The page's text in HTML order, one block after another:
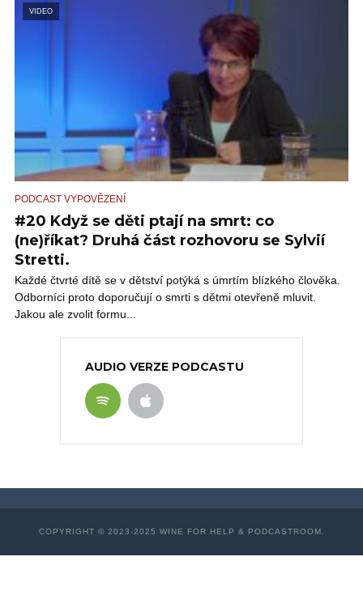
VIDEO
PODCAST VYPOVĚZENÍ
#20 Když se děti ptají na smrt: co
(ne)říkat? Druhá část rozhovoru se Sylvií
Stretti.
Každé čtvrté dítě se v dětství potýká s úmrtím blízkého člověka.
Odborníci proto doporučují o smrti s dětmi otevřeně mluvit.
Jakou ale zvolit formu...
AUDIO VERZE PODCASTU
COPYRIGHT © 2023-2025 WINE FOR HELP & PODCASTROOM.